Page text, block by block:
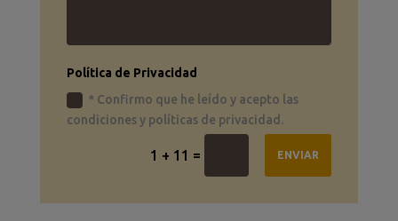
Política de Privacidad
* Confirmo que he leído y acepto las
condiciones y políticas de privacidad.
1 + 11 = ENVIAR